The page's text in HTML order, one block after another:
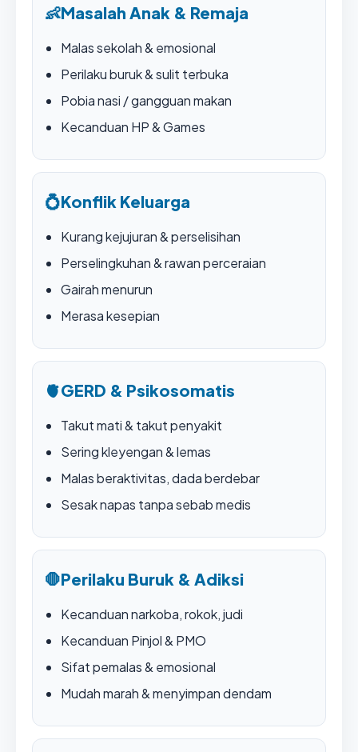
👶Masalah Anak & Remaja
Malas sekolah & emosional
Perilaku buruk & sulit terbuka
Pobia nasi / gangguan makan
Kecanduan HP & Games
💍Konflik Keluarga
Kurang kejujuran & perselisihan
Perselingkuhan & rawan perceraian
Gairah menurun
Merasa kesepian
🫀GERD & Psikosomatis
Takut mati & takut penyakit
Sering kleyengan & lemas
Malas beraktivitas, dada berdebar
Sesak napas tanpa sebab medis
🛑Perilaku Buruk & Adiksi
Kecanduan narkoba, rokok, judi
Kecanduan Pinjol & PMO
Sifat pemalas & emosional
Mudah marah & menyimpan dendam